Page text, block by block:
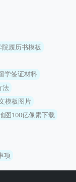
院履历书模板
学签证材料
法
模板图片
图100亿像素下载
项